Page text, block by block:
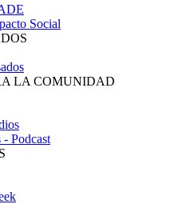
Social
LA COMUNIDAD
Podcast